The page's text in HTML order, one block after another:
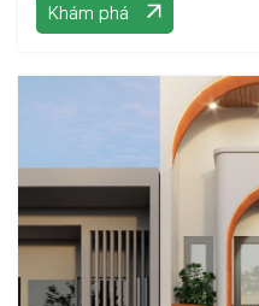
Khám phá